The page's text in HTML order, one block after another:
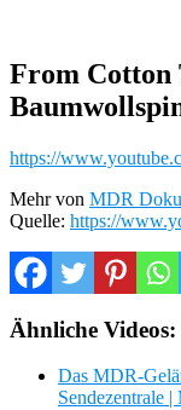
From Cotton
https://
Mehr von MDR Doku
Quelle: https://
Ähnliche Videos:
Das MDR-
Sendezentrale